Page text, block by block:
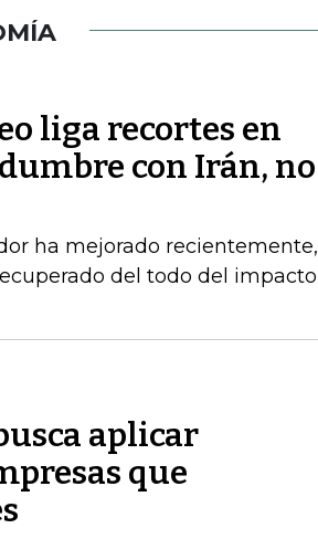
liga recortes en
con Irán, no
ha mejorado recientemente,
del todo del impacto
aplicar
que